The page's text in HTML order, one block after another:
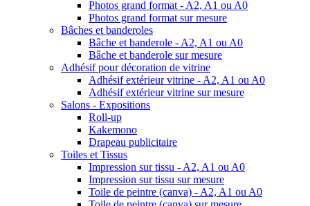
Photos grand format - A2, A1 ou A0
Photos grand format sur mesure
Bâches et banderoles
Bâche et banderole - A2, A1 ou A0
Bâche et banderole sur mesure
Adhésif pour décoration de vitrine
Adhésif extérieur vitrine - A2, A1 ou A0
Adhésif extérieur vitrine sur mesure
Salons - Expositions
Roll-up
Kakemono
Drapeau publicitaire
Toiles et Tissus
Impression sur tissu - A2, A1 ou A0
Impression sur tissu sur mesure
Toile de peintre (canva) - A2, A1 ou A0